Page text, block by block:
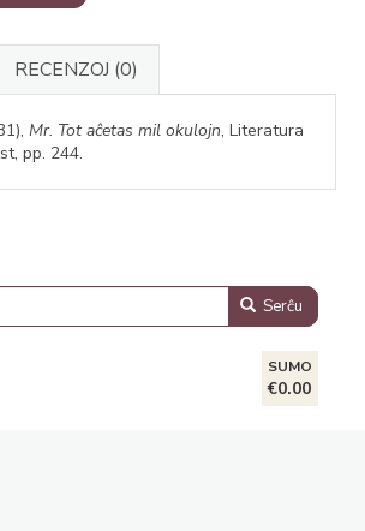
RECENZOJ (0)
Mr. Tot aĉetas mil okulojn, Literatura
pp. 244.
Serĉu
SUMO
€0.00